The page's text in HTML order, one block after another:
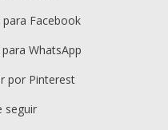
Facebook
WhatsApp
por Pinterest
seguir